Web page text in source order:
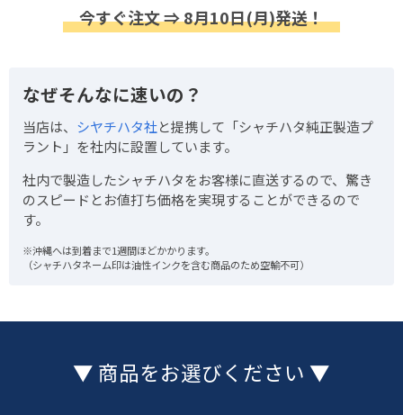
今すぐ注文 ⇒ 8月10日(月)発送！
なぜそんなに速いの？
当店は、 シヤチハタ社と提携して「シャチハタ純正製造プ
ラント」を社内に設置しています。
社内で製造したシャチハタをお客様に直送するので、驚き
のスピードとお値打ち価格を実現することができるので
す。
※沖縄へは到着まで1週間ほどかかります。
（シャチハタネーム印は油性インクを含む商品のため空輸不可）
▼ 商品をお選びください ▼